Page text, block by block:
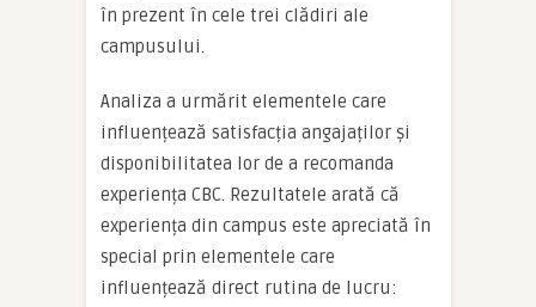
în prezent în cele trei clădiri ale
campusului.
Analiza a urmărit elementele care
influențează satisfacția angajaților și
disponibilitatea lor de a recomanda
experiența CBC. Rezultatele arată că
experiența din campus este apreciată în
special prin elementele care
influențează direct rutina de lucru: